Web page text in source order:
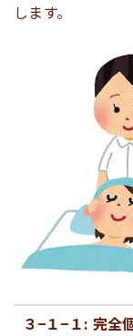
します。
３−１−１: 完全